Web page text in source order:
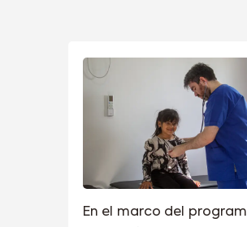
En el marco del